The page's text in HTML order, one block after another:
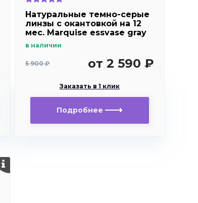
Натуральные темно-серые
линзы c окантовкой на 12
мес. Marquise essvase gray
в наличии
5 900 ₽ от 2 590 ₽
Заказать в 1 клик
Подробнее